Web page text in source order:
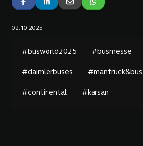
02.10.2025
#busworld2025 #busmesse
#daimlerbuses #mantruck&bus
#continental #karsan